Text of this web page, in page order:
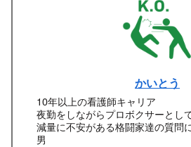
かいとう
10年以上の看護師キャリア
夜勤をしながらプロボクサーとし
減量に不安がある格闘家達の質問
男